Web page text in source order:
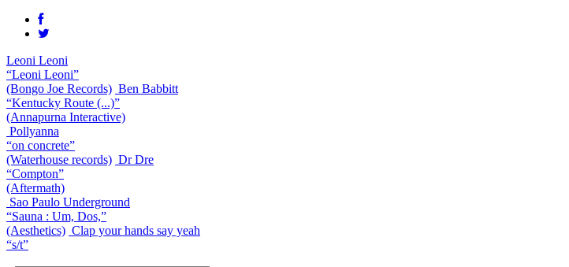
Leoni Leoni
“Leoni Leoni”
(Bongo Joe Records) Ben Babbitt
“Kentucky Route (...)”
(Annapurna Interactive)
Pollyanna
“on concrete”
(Waterhouse records) Dr Dre
“Compton”
(Aftermath)
Sao Paulo Underground
“Sauna : Um, Dos,”
(Aesthetics) Clap your hands say yeah
“s/t”